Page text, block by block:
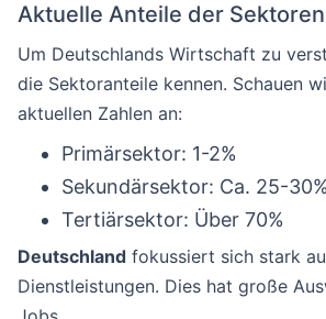
Aktuelle Anteile der Sektoren
Um Deutschlands Wirtschaft zu
die Sektoranteile kennen. Schauen
aktuellen Zahlen an:
Primärsektor: 1-2%
Sekundärsektor: Ca. 25-30%
Tertiärsektor: Über 70%
Deutschland fokussiert sich stark
Dienstleistungen. Dies hat große